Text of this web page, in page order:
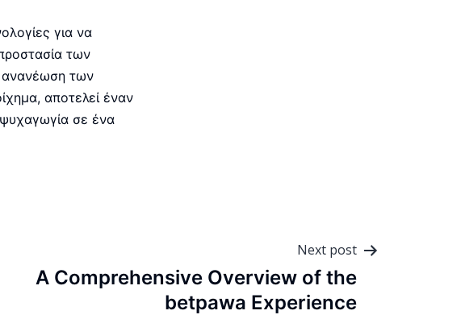
για να
των
των
αποτελεί έναν
ψυχαγωγία σε ένα
Next post
A Comprehensive Overview of the
betpawa Experience